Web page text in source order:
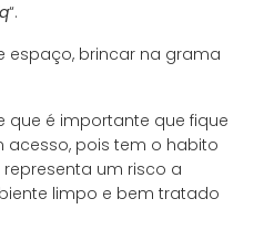
“.
espaço, brincar na grama
que é importante que fique
pois tem o habito
um risco a
limpo e bem tratado